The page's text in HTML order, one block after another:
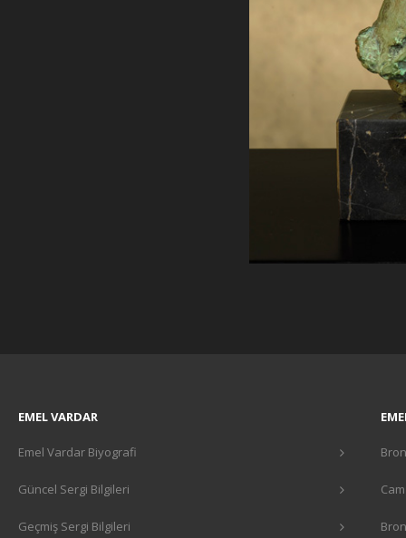
EMEL VARDAR
Emel Vardar Biyografi
Güncel Sergi Bilgileri
Geçmiş Sergi Bilgileri